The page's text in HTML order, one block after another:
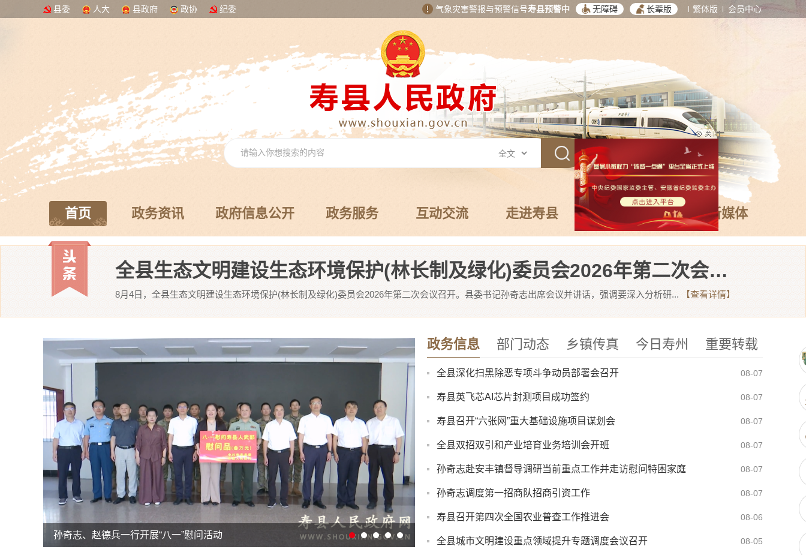
县委 人大 县政府 政协 纪委 气象灾害警报与预警信号寿县预警中 无障碍 长辈版 繁体版 会员中心
首页 政务资讯 政府信息公开 政务服务 互动交流 走进寿县 数据发布 政务新媒体
全县生态文明建设生态环境保护(林长制及绿化)委员会2026年第二次会议召开
8月4日，全县生态文明建设生态环境保护(林长制及绿化)委员会2026年第二次会议召开。县委书记孙奇志出席会议并讲话，强调要深入分析研... 【查看详情】
省教育厅调研组赴寿县开展县域基础教育高质量发展集中调研
政务信息 部门动态 乡镇传真 今日寿州 重要转载
全县深化扫黑除恶专项斗争动员部署会召开 08-07
寿县英飞芯AI芯片封测项目成功签约 08-07
寿县召开“六张网”重大基础设施项目谋划会 08-07
全县双招双引和产业培育业务培训会开班 08-07
孙奇志赴安丰镇督导调研当前重点工作并走访慰问特困家庭 08-07
孙奇志调度第一招商队招商引资工作 08-07
寿县召开第四次全国农业普查工作推进会 08-06
全县城市文明建设重点领域提升专题调度会议召开 08-05
八月卫生防病提示：酷暑炎夏，筑牢健康防线 07-31
寿县中医院康复楼外加电梯处置（二次）谈判公告 08-07